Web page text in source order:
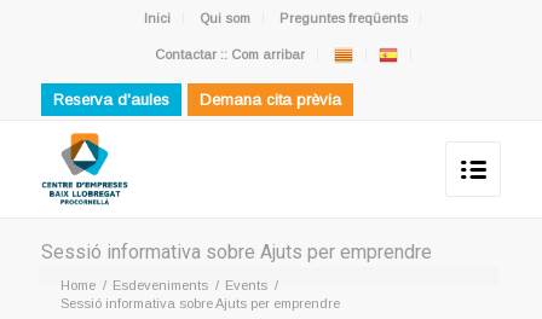
Inici Qui som Preguntes freqüents
Contactar :: Com arribar
Reserva d'aules Demana cita prèvia
Sessió informativa sobre Ajuts per emprendre
Home / Esdeveniments / Events /
Sessió informativa sobre Ajuts per emprendre